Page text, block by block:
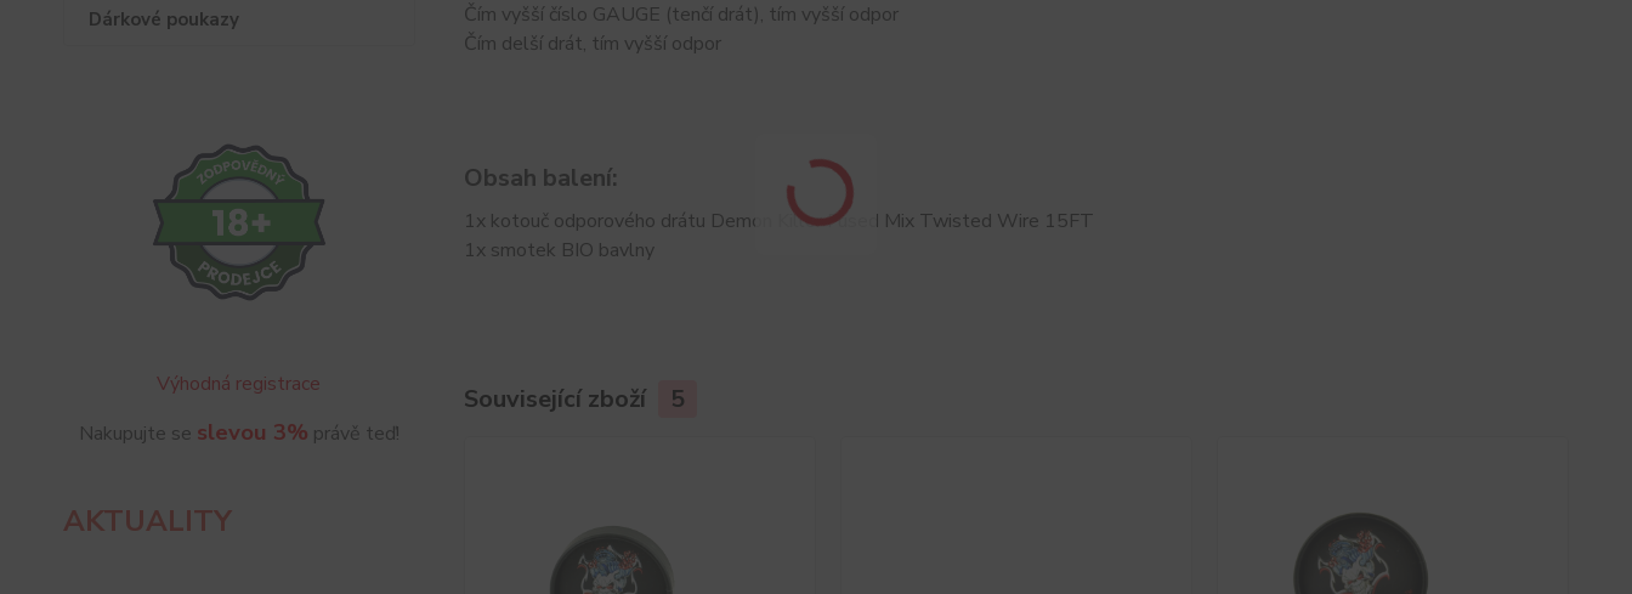
Dárkové poukazy
Výhodná registrace
Nakupujte se slevou 3% právě teď!
AKTUALITY
Čím vyšší číslo GAUGE (tenčí drát), tím vyšší odpor
Čím delší drát, tím vyšší odpor
Obsah balení:
1x kotouč odporového drátu Demon Killer Fused Mix Twisted Wire 15FT
1x smotek BIO bavlny
Související zboží 5